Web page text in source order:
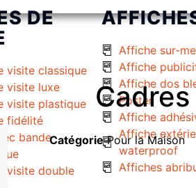
DE
visite classique
visite luxe
visite plastique
fidélité
bande
visite double
Affiche sur-
Affiche
Affiche dos
Poster
Affiche
Affiche
waterproof
Affiches
Catégorie Pour la Maison